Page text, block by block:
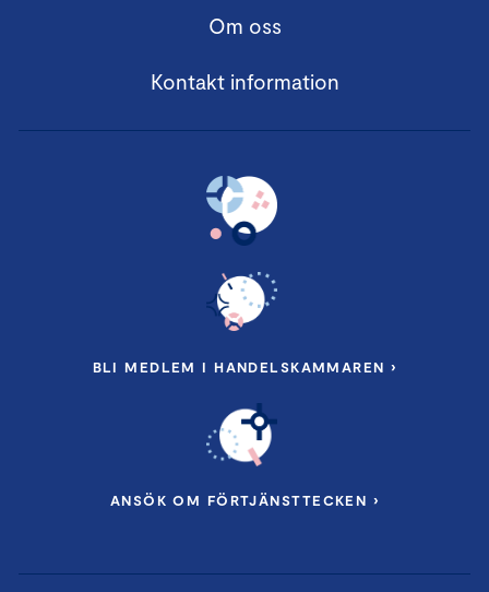
Om oss
Kontakt information
BLI MEDLEM I HANDELSKAMMAREN ›
ANSÖK OM FÖRTJÄNSTTECKEN ›